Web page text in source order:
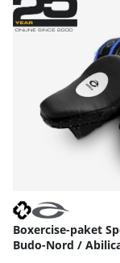
Boxercise-paket
Budo-Nord /